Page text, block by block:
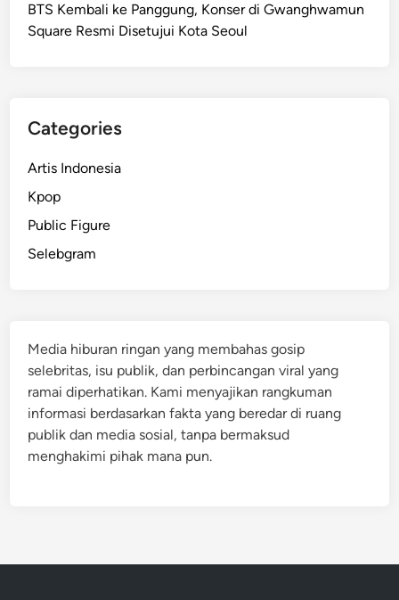
BTS Kembali ke Panggung, Konser di Gwanghwamun
Square Resmi Disetujui Kota Seoul
Categories
Artis Indonesia
Kpop
Public Figure
Selebgram
Media hiburan ringan yang membahas gosip
selebritas, isu publik, dan perbincangan viral yang
ramai diperhatikan. Kami menyajikan rangkuman
informasi berdasarkan fakta yang beredar di ruang
publik dan media sosial, tanpa bermaksud
menghakimi pihak mana pun.